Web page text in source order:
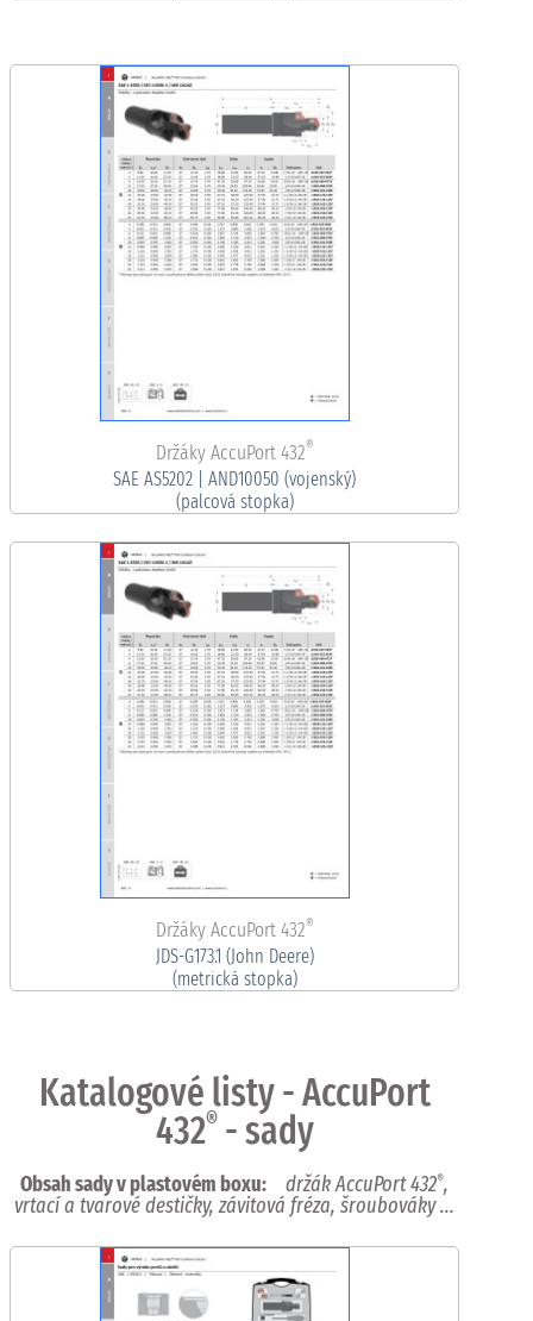
Držáky AccuPort 432®
SAE AS5202 | AND10050 (vojenský)
(palcová stopka)
Držáky AccuPort 432®
JDS-G173.1 (John Deere)
(metrická stopka)
Katalogové listy - AccuPort
432®- sady
Obsah sady v plastovém boxu: držák AccuPort 432®,
vrtací a tvarové destičky, závitová fréza, šroubováky ...